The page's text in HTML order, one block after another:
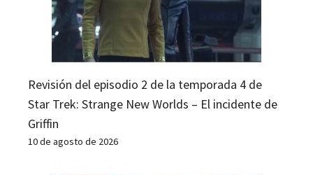
Revisión del episodio 2 de la temporada 4 de
Star Trek: Strange New Worlds – El incidente de
Griffin
10 de agosto de 2026